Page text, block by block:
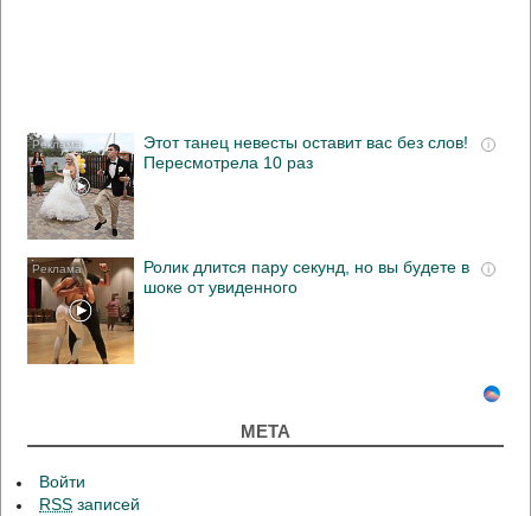
i
Этот танец невесты оставит вас без слов!
Пересмотрела 10 раз
i
Ролик длится пару секунд, но вы будете в
шоке от увиденного
МЕТА
Войти
RSS записей